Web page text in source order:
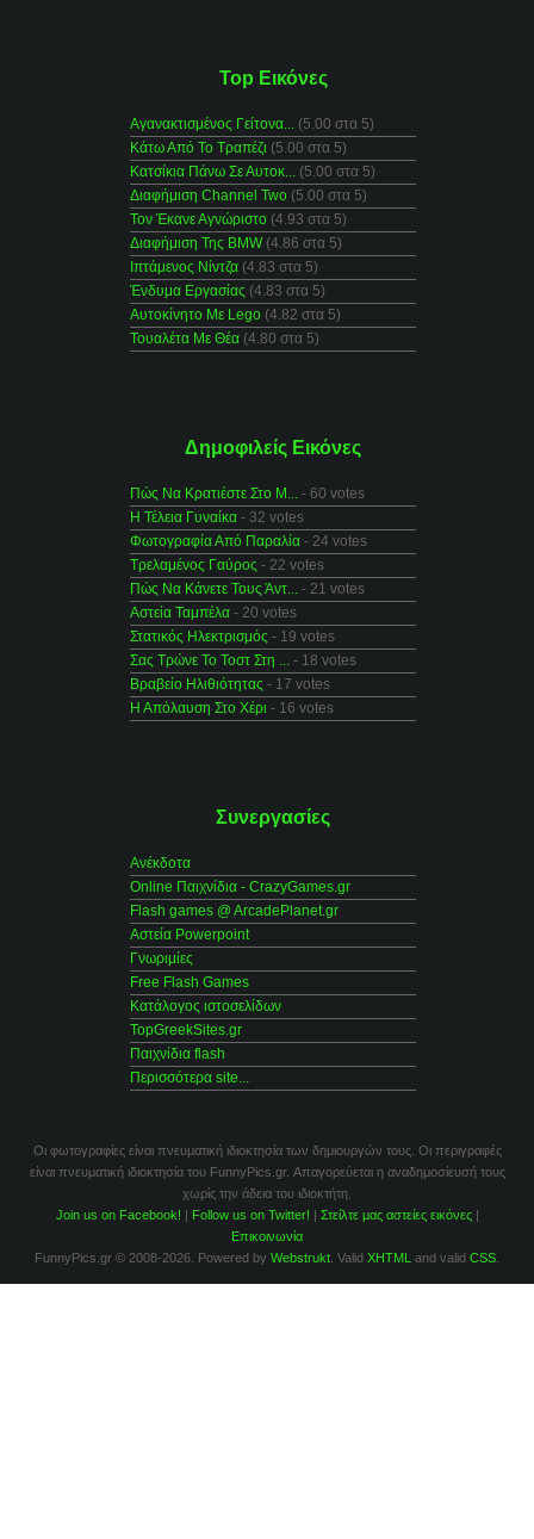
Top Εικόνες
Αγανακτισμένος Γείτονα... (5.00 στα 5)
Κάτω Από Το Τραπέζι (5.00 στα 5)
Κατσίκια Πάνω Σε Αυτοκ... (5.00 στα 5)
Διαφήμιση Channel Two (5.00 στα 5)
Τον Έκανε Αγνώριστο (4.93 στα 5)
Διαφήμιση Της BMW(4.86 στα 5)
Ιπτάμενος Νίντζα (4.83 στα 5)
Ένδυμα Εργασίας (4.83 στα 5)
Αυτοκίνητο Με Lego (4.82 στα 5)
Τουαλέτα Με Θέα (4.80 στα 5)
Δημοφιλείς Εικόνες
Πώς Να Κρατιέστε Στο Μ... - 60 votes
Η Τέλεια Γυναίκα - 32 votes
Φωτογραφία Από Παραλία - 24 votes
Τρελαμένος Γαύρος - 22 votes
Πώς Να Κάνετε Τους Άντ... - 21 votes
Αστεία Ταμπέλα - 20 votes
Στατικός Ηλεκτρισμός - 19 votes
Σας Τρώνε Το Τοστ Στη ... - 18 votes
Βραβείο Ηλιθιότητας - 17 votes
Η Απόλαυση Στο Χέρι - 16 votes
Συνεργασίες
Ανέκδοτα
Online Παιχνίδια - CrazyGames.gr
Flash games @ ArcadePlanet.gr
Αστεία Powerpoint
Γνωριμίες
Free Flash Games
Κατάλογος ιστοσελίδων
TopGreekSites.gr
Παιχνίδια flash
Περισσότερα site...
Οι φωτογραφίες είναι πνευματική ιδιοκτησία των δημιουργών τους. Οι περιγραφές
είναι πνευματική ιδιοκτησία του FunnyPics.gr. Απαγορεύεται η αναδημοσίευσή τους
χωρίς την άδεια του ιδιοκτήτη.
Join us on Facebook! | Follow us on Twitter! | Στείλτε μας αστείες εικόνες|
Επικοινωνία
FunnyPics.gr © 2008-2026. Powered by Webstrukt . Valid XHTML and valid CSS